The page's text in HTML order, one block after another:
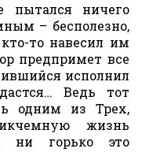
ничего
– бесполезно,
то навесил им
предпримет все
исполнил
Ведь тот
одним из Трех,
жизнь
ни горько это